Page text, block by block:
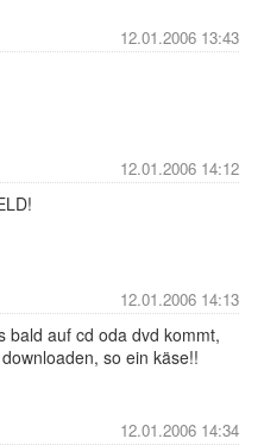
12.01.2006 13:43
12.01.2006 14:12
12.01.2006 14:13
bald auf cd oda dvd kommt,
so ein käse!!
12.01.2006 14:34